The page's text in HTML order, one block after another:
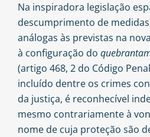
Na inspiradora legislação
descumprimento de
análogas às previstas na
à configuração do
(artigo 468, 2 do Código
incluído dentre os crimes
da justiça, é reconhecível
mesmo contrariamente à
nome de cuja proteção são